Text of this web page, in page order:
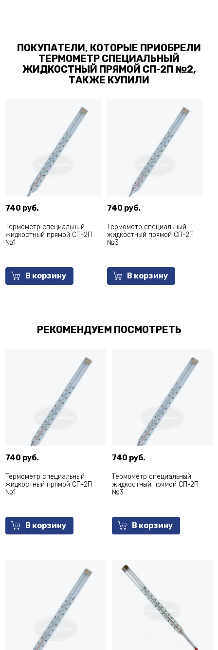
ПОКУПАТЕЛИ, КОТОРЫЕ ПРИОБРЕЛИ
ТЕРМОМЕТР СПЕЦИАЛЬНЫЙ
ЖИДКОСТНЫЙ ПРЯМОЙ СП-2П №2,
ТАКЖЕ КУПИЛИ
740 руб.
Термометр специальный
жидкостный прямой СП-2П
№1
В корзину
740 руб.
Термометр специальный
жидкостный прямой СП-2П
№3
В корзину
РЕКОМЕНДУЕМ ПОСМОТРЕТЬ
740 руб.
Термометр специальный
жидкостный прямой СП-2П
№1
В корзину
740 руб.
Термометр специальный
жидкостный прямой СП-2П
№3
В корзину